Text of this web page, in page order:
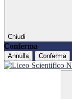
Chiudi
Conferma
Annulla Conferma